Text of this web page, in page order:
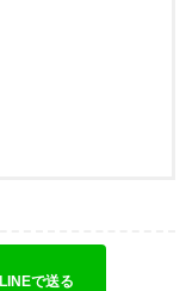
LINEで送る